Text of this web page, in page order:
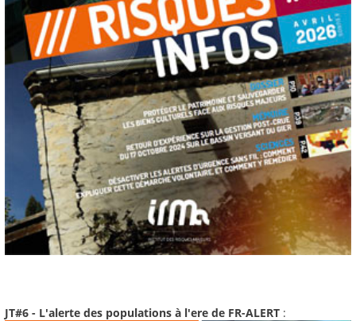
JT#6 - L'alerte des populations à l'ere de FR-ALERT :